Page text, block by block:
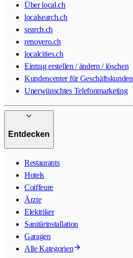
Über local.ch
localsearch.ch
search.ch
renovero.ch
localcities.ch
Eintrag erstellen / ändern / löschen
Kundencenter für Geschäftskunden
Unerwünschtes Telefonmarketing
Entdecken
Restaurants
Hotels
Coiffeure
Ärzte
Elektriker
Sanitärinstallation
Garagen
Alle Kategorien